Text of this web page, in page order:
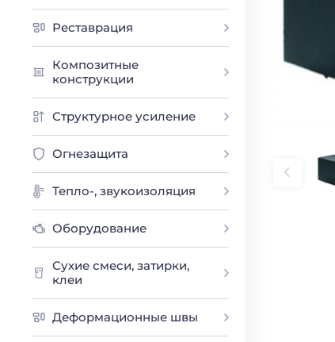
Реставрация
Композитные
конструкции
Структурное усиление
Огнезащита
Тепло-, звукоизоляция
Оборудование
Сухие смеси, затирки,
клеи
Деформационные швы